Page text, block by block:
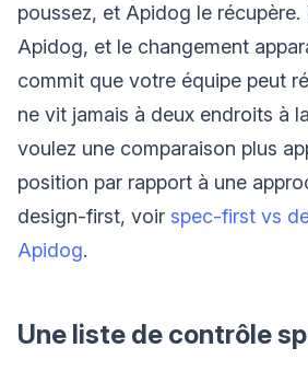
poussez, et Apidog le
Apidog, et le changement
commit que votre équipe peut
ne vit jamais à deux endroits à
voulez une comparaison plus
position par rapport à une
design-first, voir spec-first vs
Apidog.
Une liste de contrôle